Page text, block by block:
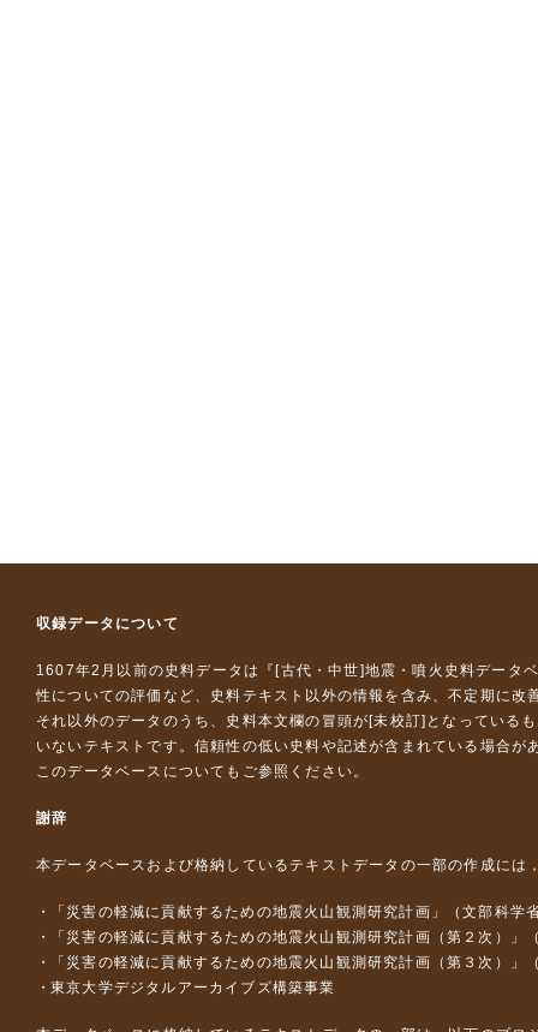
収録データについて
1607年2月以前の史料データは『 [古代・中世]地震・噴火史料データ
性についての評価など、史料テキスト以外の情報を含み、不定期に改
それ以外のデータのうち、史料本文欄の冒頭が[未校訂]となっている
いないテキストです。信頼性の低い史料や記述が含まれている場合が
このデータベースについて もご参照ください。
謝辞
本データベースおよび格納しているテキストデータの一部の作成には
「災害の軽減に貢献するための地震火山観測研究計画」（文部科学
「災害の軽減に貢献するための地震火山観測研究計画（第２次）」
「災害の軽減に貢献するための地震火山観測研究計画（第３次）」
東京大学デジタルアーカイブズ構築事業